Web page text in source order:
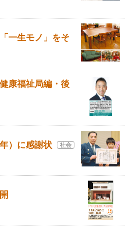
一生モノ」をそ
康福祉局編・後
）に感謝状 社会